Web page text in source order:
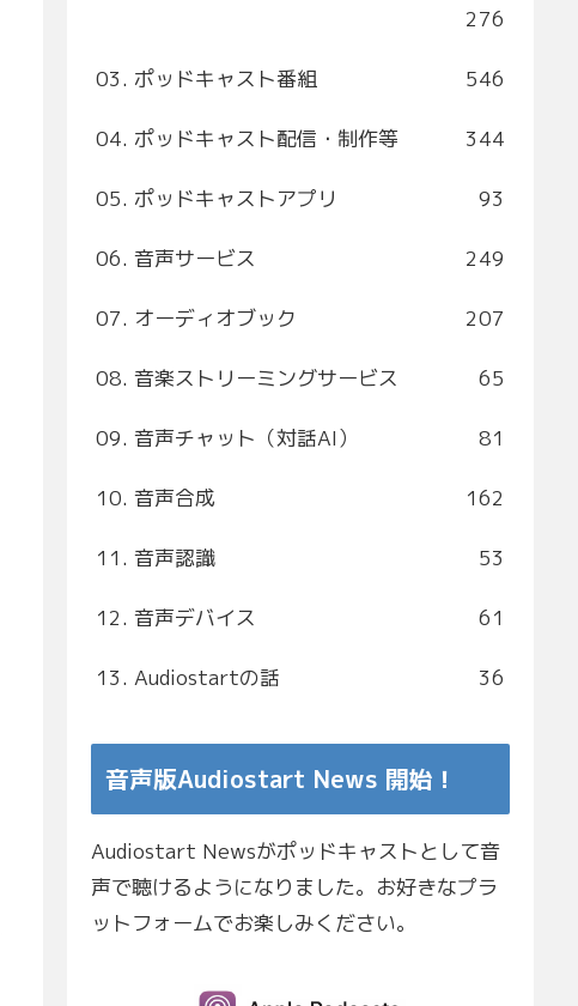
276
03. ポッドキャスト番組 546
04. ポッドキャスト配信・制作等 344
05. ポッドキャストアプリ 93
06. 音声サービス 249
07. オーディオブック 207
08. 音楽ストリーミングサービス 65
09. 音声チャット（対話AI） 81
10. 音声合成 162
11. 音声認識 53
12. 音声デバイス 61
13. Audiostartの話 36
音声版Audiostart News 開始！
Audiostart Newsがポッドキャストとして音
声で聴けるようになりました。お好きなプラ
ットフォームでお楽しみください。